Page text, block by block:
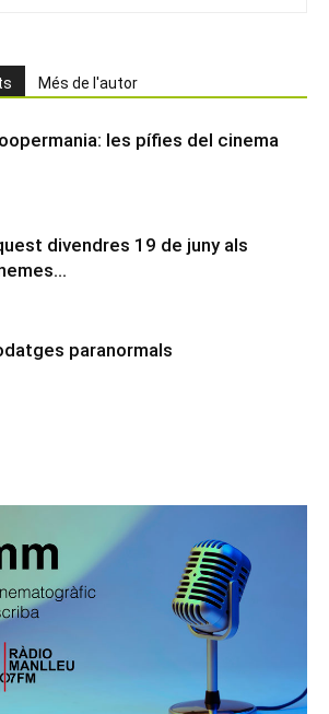
Més de l'autor
les pífies del cinema
divendres 19 de juny als
paranormals